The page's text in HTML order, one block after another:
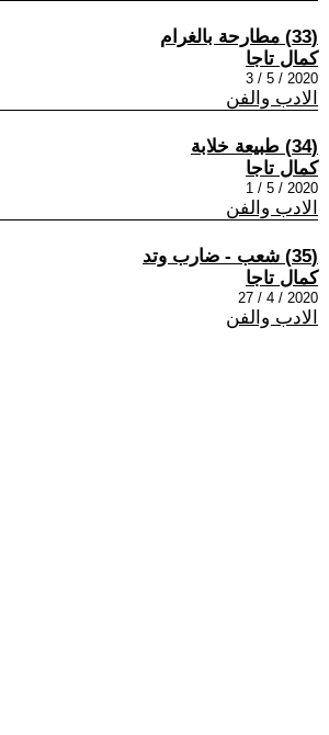
(33) مطارحة بالغرام
كمال تاجا
2020 / 5 / 3
الادب والفن
(34) طبيعة خلابة
كمال تاجا
2020 / 5 / 1
الادب والفن
(35) شعب - ضارب وتد
كمال تاجا
2020 / 4 / 27
الادب والفن